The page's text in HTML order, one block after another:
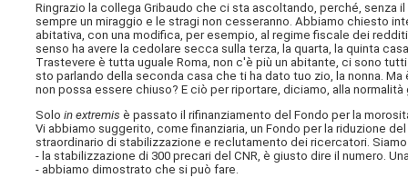
Ringrazio la collega Gribaudo che ci sta ascoltando, perché, senza
sempre un miraggio e le stragi non cesseranno. Abbiamo chiesto
abitativa, con una modifica, per esempio, al regime fiscale dei
senso ha avere la cedolare secca sulla terza, la quarta, la quinta
Trastevere è tutta uguale Roma, non c'è più un abitante, ci sono
sto parlando della seconda casa che ti ha dato tuo zio, la nonna.
non possa essere chiuso? E ciò per riportare, diciamo, alla
Soloin extremis è passato il rifinanziamento del Fondo per la
Vi abbiamo suggerito, come finanziaria, un Fondo per la riduzione
straordinario di stabilizzazione e reclutamento dei ricercatori.
- la stabilizzazione di 300 precari del CNR, è giusto dire il numero.
- abbiamo dimostrato che si può fare.